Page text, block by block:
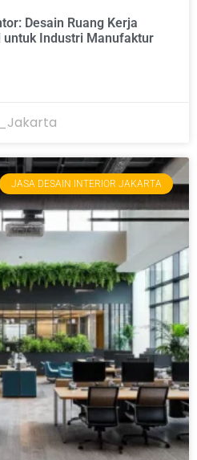
Desain Ruang Kerja
untuk Industri Manufaktur
JASA DESAIN INTERIOR JAKARTA